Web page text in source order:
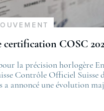
& Wonders 2026
certification COSC
la précision horlogère En
Contrôle Officiel Suisse
a annoncé une évolution